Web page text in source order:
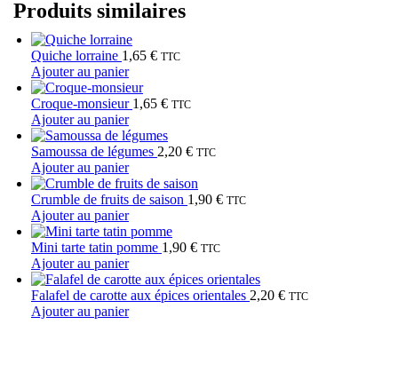
Produits similaires
Quiche lorraine 1,65 € TTC
Ajouter au panier
Croque-monsieur 1,65 € TTC
Ajouter au panier
Samoussa de légumes 2,20 € TTC
Ajouter au panier
Crumble de fruits de saison 1,90 € TTC
Ajouter au panier
Mini tarte tatin pomme 1,90 € TTC
Ajouter au panier
Falafel de carotte aux épices orientales 2,20 € TTC
Ajouter au panier